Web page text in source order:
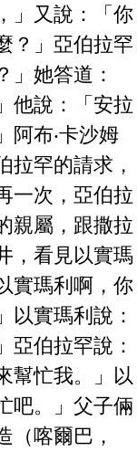
」又說：「你
？」亞伯拉罕
」她答道：
他說：「安拉
阿布‧卡沙姆
拉罕的請求，
一次，亞伯拉
親屬，跟撒拉
，看見以實瑪
實瑪利啊，你
以實瑪利說：
亞伯拉罕說：
幫忙我。」以
吧。」父子倆
（喀爾巴，